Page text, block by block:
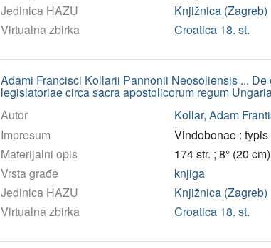
Jedinica HAZU
Knjižnica (Zagreb)
Virtualna zbirka
Croatica 18. st.
Adami Francisci Kollarii Pannonii Neosoliensis ...
legislatoriae circa sacra apostolicorum regum
Autor
Kollar, Adam
Impresum
Vindobonae :
Materijalni opis
174 str. ; 8° (20 cm)
Vrsta građe
knjiga
Jedinica HAZU
Knjižnica (Zagreb)
Virtualna zbirka
Croatica 18. st.